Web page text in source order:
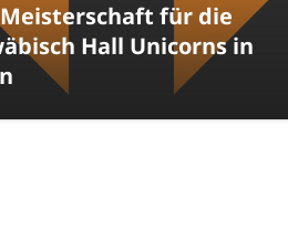
für die
Hall Unicorns in